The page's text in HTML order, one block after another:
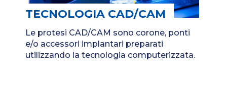
TECNOLOGIA CAD/CAM
Le protesi CAD/CAM sono corone, ponti
e/o accessori implantari preparati
utilizzando la tecnologia computerizzata.